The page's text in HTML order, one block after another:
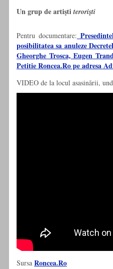
Un grup de artişti terorişti
Pentru documentare:
posibilitatea sa anuleze
Gheorghe Trosca, Eugen
Petitie Roncea.Ro pe adresa
VIDEO de la locul asasinării,
Sursa Roncea.Ro